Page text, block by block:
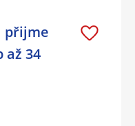
přijme
až 34